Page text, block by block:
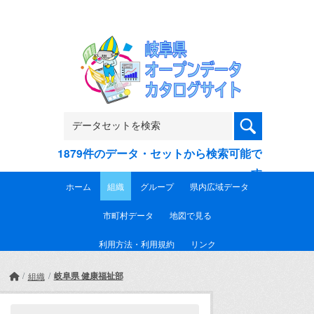
1879件のデータ・セットから検索可能で
す
ホーム 組織 グループ 県内広域データ
市町村データ 地図で見る
利用方法・利用規約 リンク
組織 岐阜県 健康福祉部